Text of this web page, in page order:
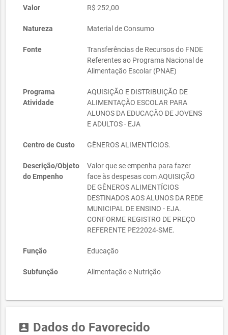
Valor R$ 252,00
Natureza Material de Consumo
Fonte
Transferências de Recursos do FNDE
Referentes ao Programa Nacional de
Alimentação Escolar (PNAE)
Programa
Atividade
AQUISIÇÃO E DISTRIBUIÇÃO DE
ALIMENTAÇÃO ESCOLAR PARA
ALUNOS DA EDUCAÇÃO DE JOVENS
E ADULTOS - EJA
Centro de Custo GÊNEROS ALIMENTÍCIOS.
Descrição/Objeto
do Empenho
Valor que se empenha para fazer
face às despesas com AQUISIÇÃO
DE GÊNEROS ALIMENTÍCIOS
DESTINADOS AOS ALUNOS DA REDE
MUNICIPAL DE ENSINO - EJA.
CONFORME REGISTRO DE PREÇO
REFERENTE PE22024-SME.
Função Educação
Subfunção Alimentação e Nutrição
account_box Dados do Favorecido